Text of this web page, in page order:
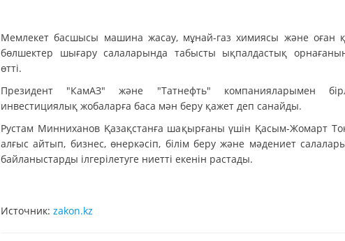
Мемлекет басшысы машина жасау, мұнай-газ химиясы және оған
бөлшектер шығару салаларында табысты ықпалдастық
өтті.
Президент "КамАЗ" және "Татнефть" компанияларымен
инвестициялық жобаларға баса мән беру қажет деп санайды.
Рустам Минниханов Қазақстанға шақырғаны үшін Қасым-Жомарт
алғыс айтып, бизнес, өнеркәсіп, білім беру және мәдениет
байланыстарды ілгерілетуге ниетті екенін растады.
Источник: zakon.kz